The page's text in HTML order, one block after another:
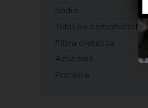
Sodio
Total de carbohidratos
Fibra dietética
Azúcares
Proteína